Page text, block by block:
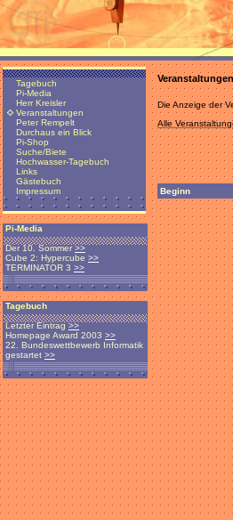
Tagebuch
Pi-Media
Herr Kreisler
Veranstaltungen
Peter Rempelt
Durchaus ein Blick
Pi-Shop
Suche/Biete
Hochwasser-Tagebuch
Links
Gästebuch
Impressum
Pi-Media
Der 10. Sommer >>
Cube 2: Hypercube >>
TERMINATOR 3 >>
Tagebuch
Letzter Eintrag>>
Homepage Award 2003 >>
22. Bundeswettbewerb Informatik
gestartet >>
Die Anzeige der
Alle
Beginn